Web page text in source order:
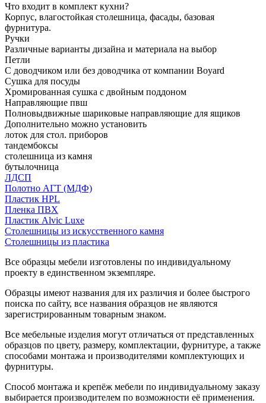
Что входит в комплект кухни?
Корпус, влагостойкая столешница, фасады, базовая
фурнитура.
Ручки
Различные варианты дизайна и материала на выбор
Петли
С доводчиком или без доводчика от компании Boyard
Сушка для посуды
Хромированная сушка с двойным поддоном
Направляющие пвш
Полновыдвижные шариковые направляющие для ящиков
Дополнительно можно установить
лоток для стол. приборов
тандембоксы
столешница из камня
бутылочница
ЛДСП
Полотно АГТ (МДФ)
Пластик HPL
Пленка ПВХ
Пластик Alvic Luxe
Столешницы из искусственного камня
Столешницы из пластика
Все образцы мебели изготовлены по индивидуальному
проекту в единственном экземпляре.
Образцы имеют названия для их различия и более быстрого
поиска по сайту, все названия образцов не являются
зарегистрированным товарным знаком.
Все мебельные изделия могут отличаться от представленных
образцов по цвету, размеру, комплектации, фурнитуре, а также
способами монтажа и производителями комплектующих и
фурнитуры.
Способ монтажа и крепёж мебели по индивидуальному заказу
выбирается производителем по возможности её применения.